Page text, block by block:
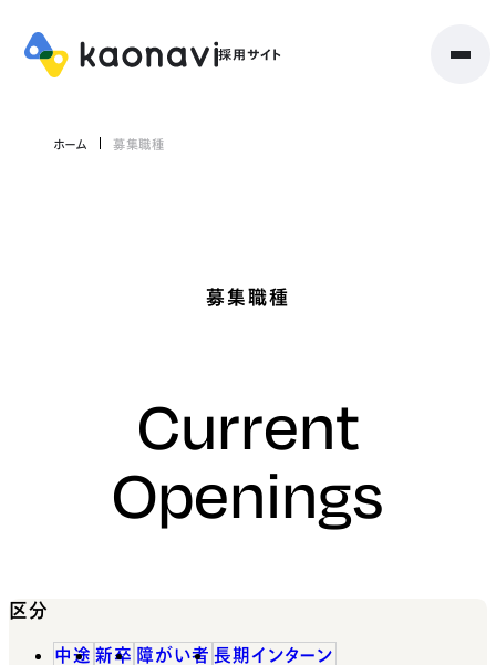
ホーム 募集職種
募集職種
Current
Openings
区分
中途 新卒 障がい者 長期インターン